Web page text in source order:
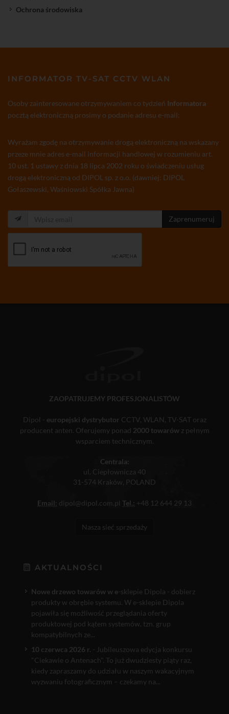
Ochrona środowiska
INFORMATOR TV-SAT CCTV WLAN
Osoby zainteresowane otrzymywaniem co tydzień Informatora
pocztą elektroniczną prosimy o podanie adresu e-mail:
Wyrażam zgodę na otrzymywanie drogą elektroniczną na wskazany
przeze mnie adres e-mail informacji handlowej w rozumieniu art.
10 ust. 1 ustawy z dnia 18 lipca 2002 roku o świadczeniu usług
drogą elektroniczną od DIPOL sp. z o.o. (dawniej: DIPOL
Gołaszewski, Waśniowski Spółka Jawna)
Zaprenumeruj
ZAOPATRUJEMY PROFESJONALISTÓW
Dipol - europejski dystrybutor CCTV, WLAN, TV-SAT oraz
producent anten. Oferujemy ponad 2000 towarówz pełnym
wsparciem technicznym.
Centrala:
ul. Ciepłownicza 40
31-574 Kraków, POLAND
Email: dipol@dipol.com.pl Tel.: +48 12 644 29 13
Nasza sieć sprzedaży
AKTUALNOŚCI
Nowe drzewo towarów w e-sklepie Dipola - dobierz
produkty w obrębie systemu. W e-sklepie Dipola
pojawiła się możliwość przeglądania oferty
produktowej pod kątem systemów, tzn. grup
kompatybilnych ze...
10 czerwca 2026 r. - Jubileuszowa edycja konkursu
"Ciekawie o Antenach". To już dwudziesty piąty raz,
kiedy zapraszamy do udziału w naszym wakacyjnym
wyzwaniu fotograficznym – czekamy na...